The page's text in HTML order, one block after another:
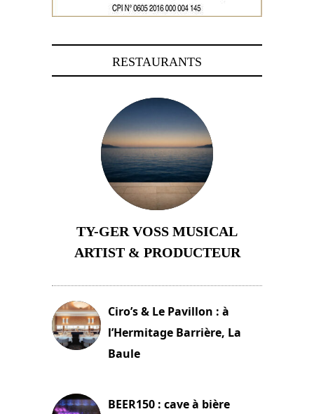
RESTAURANTS
TY-GER VOSS MUSICAL
ARTIST & PRODUCTEUR
Ciro’s & Le Pavillon : à
l’Hermitage Barrière, La
Baule
BEER150 : cave à bière